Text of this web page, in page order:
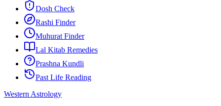
Dosh Check
Rashi Finder
Muhurat Finder
Lal Kitab Remedies
Prashna Kundli
Past Life Reading
Western Astrology